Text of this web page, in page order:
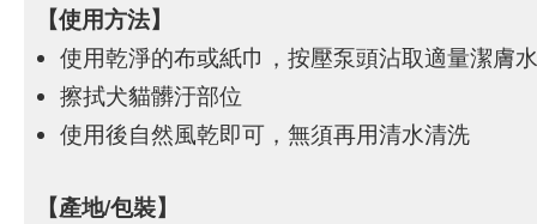
【使用方法】
使用乾淨的布或紙巾，按壓泵頭沾取適量潔膚水
擦拭犬貓髒汙部位
使用後自然風乾即可，無須再用清水清洗
【產地/包裝】